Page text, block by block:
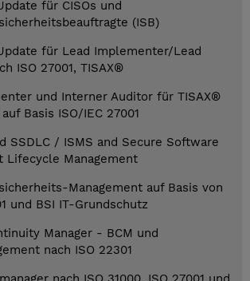
für CISOs und
(ISB)
für Lead Implementer/Lead
ISO 27001, TISAX®
und Interner Auditor für TISAX®
Basis ISO/IEC 27001
SSDLC / ISMS and Secure Software
Lifecycle Management
Management auf Basis von
und BSI IT-Grundschutz
Manager - BCM und
nach ISO 22301